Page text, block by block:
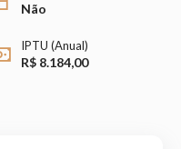
Não
IPTU (Anual)
R$ 8.184,00